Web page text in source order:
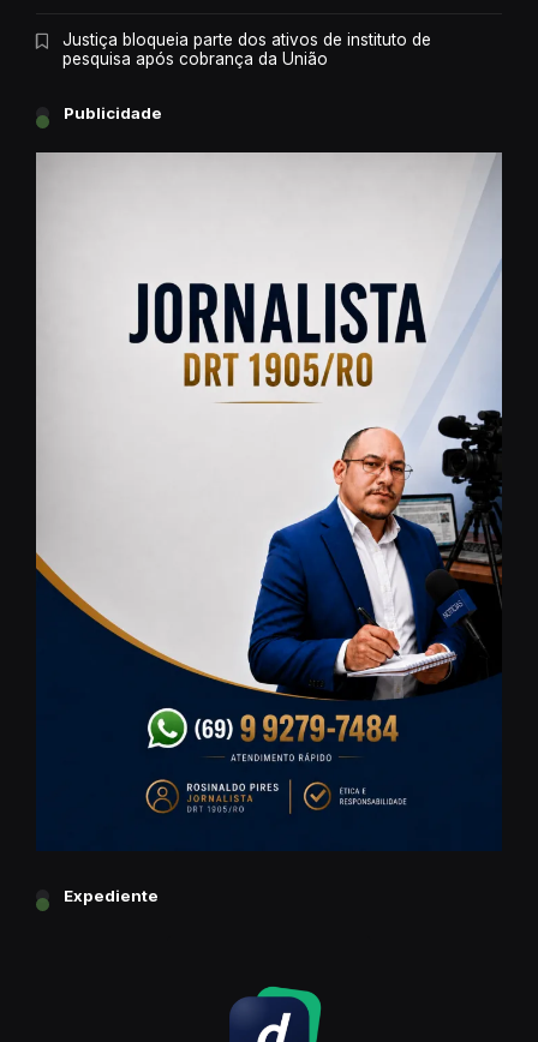
Justiça bloqueia parte dos ativos de instituto de
pesquisa após cobrança da União
Publicidade
Expediente